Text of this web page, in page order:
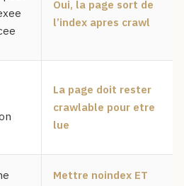
Oui, la page sort de
l’index apres crawl
La page doit rester
crawlable pour etre
lue
Mettre noindex ET